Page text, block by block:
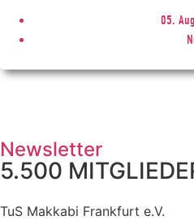
05.
Newsletter
5.500
TuS Makkabi Frankfurt e.V.